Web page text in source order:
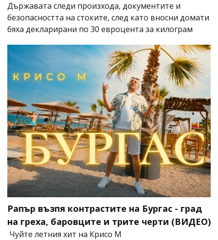
Държавата следи произхода, документите и
безопасността на стоките, след като вносни домати
бяха декларирани по 30 евроцента за килограм
Рапър възпя контрастите на Бургас - град
на греха, баровците и трите черти (ВИДЕО)
Чуйте летния хит на Крисо М